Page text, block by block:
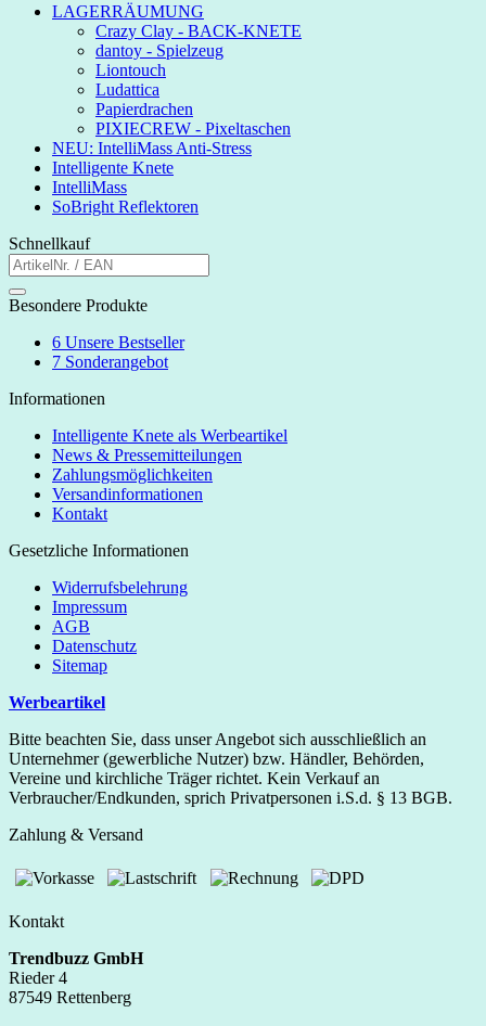
LAGERRÄUMUNG
Crazy Clay - BACK-KNETE
dantoy - Spielzeug
Liontouch
Ludattica
Papierdrachen
PIXIECREW - Pixeltaschen
NEU: IntelliMass Anti-Stress
Intelligente Knete
IntelliMass
SoBright Reflektoren
Schnellkauf
Besondere Produkte
6 Unsere Bestseller
7 Sonderangebot
Informationen
Intelligente Knete als Werbeartikel
News & Pressemitteilungen
Zahlungsmöglichkeiten
Versandinformationen
Kontakt
Gesetzliche Informationen
Widerrufsbelehrung
Impressum
AGB
Datenschutz
Sitemap
Werbeartikel
Bitte beachten Sie, dass unser Angebot sich ausschließlich an
Unternehmer (gewerbliche Nutzer) bzw. Händler, Behörden,
Vereine und kirchliche Träger richtet. Kein Verkauf an
Verbraucher/Endkunden, sprich Privatpersonen i.S.d. § 13 BGB.
Zahlung & Versand
Kontakt
Trendbuzz GmbH
Rieder 4
87549 Rettenberg